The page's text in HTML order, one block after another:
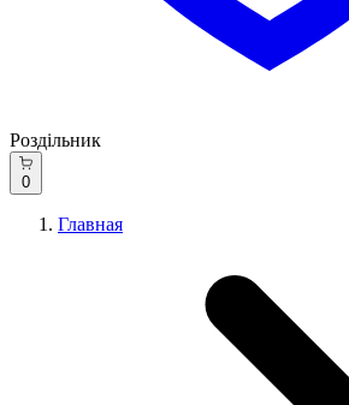
Роздільник
0
Главная